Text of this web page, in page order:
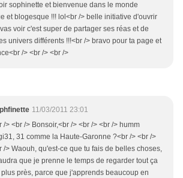
sophinette et bienvenue dans le monde
et blogesque !!! lol<br /> belle initiative d'ouvrir
voir c'est super de partager ses réas et de
univers différents !!!<br /> bravo pour ta page et
/> <br /> <br />
11/03/2011 23:01
/> <br /> Bonsoir,<br /> <br /> <br /> humm
31 comme la Haute-Garonne ?<br /> <br />
/> Waouh, qu'est-ce que tu fais de belles choses,
que je prenne le temps de regarder tout ça
près, parce que j'apprends beaucoup en